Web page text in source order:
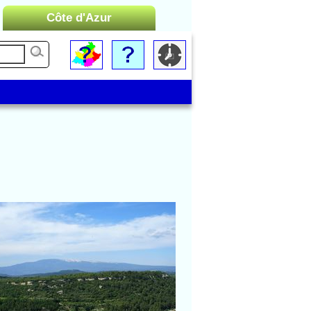
Côte d'Azur
Liste des Microrégions :
Cannes
Gordes
Ventoux à l'horizon